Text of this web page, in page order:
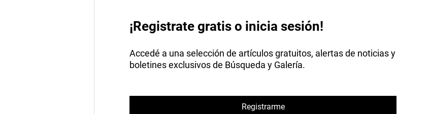
¡Registrate gratis o inicia sesión!
Accedé a una selección de artículos gratuitos, alertas de noticias y
boletines exclusivos de Búsqueda y Galería.
Registrarme